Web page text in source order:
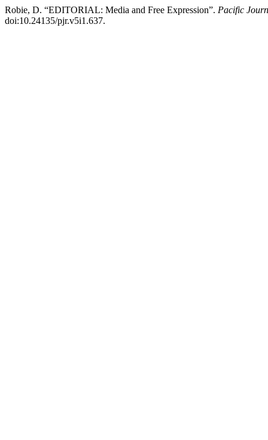
Robie, D. “EDITORIAL: Media and Free Expression”. Pacific
doi:10.24135/pjr.v5i1.637.